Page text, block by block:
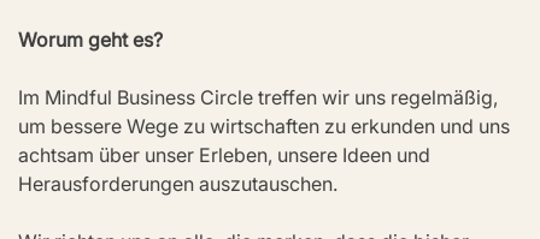
Worum geht es?
Im Mindful Business Circle treffen wir uns regelmäßig,
um bessere Wege zu wirtschaften zu erkunden und uns
achtsam über unser Erleben, unsere Ideen und
Herausforderungen auszutauschen.